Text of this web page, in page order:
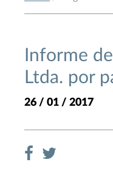
Informe
Ltda. por
26 / 01 / 2017